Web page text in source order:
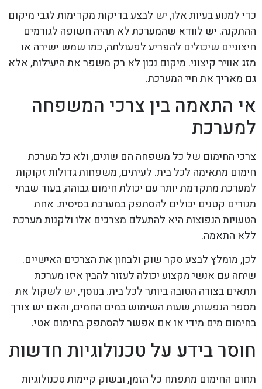
כדי למנוע בעיות אלו, יש לבצע בדיקות מקדימות לגבי מיקום
ההתקנה. יש לוודא שהמערכת לא תהיה חשופה לגורמים
חיצוניים שיכולים להפריע לפעולתה, כמו שמש ישירה או
מזג אוויר קיצוני. מיקום נכון לא רק משפר את היעילות, אלא
גם מאריך את חיי המערכת.
אי התאמה בין צרכי המשפחה
למערכת
צרכי החימום של כל משפחה הם שונים, ולא כל מערכת
חימום מתאימה לכל בית. לעיתים, משפחות גדולות זקוקות
למערכת מתקדמת יותר עם יכולת חימום גבוהה, בעוד שבתי
מגורים קטנים יכולים להסתפק במערכת בסיסית. אחת
הטעויות הנפוצות היא להתעלם מצרכים אלו ולקנות מערכת
ללא התאמה.
לכן, מומלץ לבצע סקר שוק ולבחון את הצרכים האישיים.
שיחה עם אנשי מקצוע יכולה לעזור להבין איזו מערכת
תתאים בצורה הטובה ביותר לכל בית. בנוסף, יש לשקול את
מספר הנפשות, שעות השימוש במים החמים, והאם יש צורך
בחימום מים מידי או אם אפשר להסתפק בחימום אטי.
חוסר בידע על טכנולוגיות חדשות
תחום החימום מתפתח כל הזמן, ובשוק קיימות טכנולוגיות